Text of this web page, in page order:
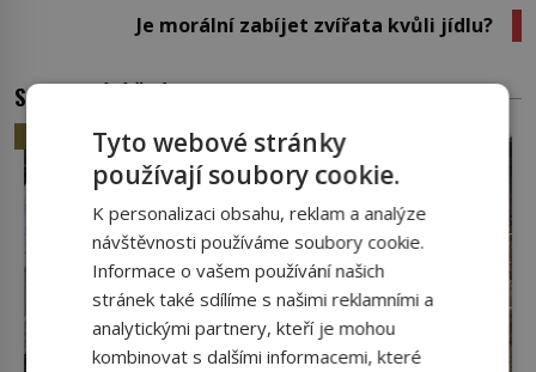
Je morální zabíjet zvířata kvůli jídlu?
SOUVISEJÍCÍ ČLÁNKY
HISTORIETyto webové stránky
používají soubory cookie.
K personalizaci obsahu, reklam a analýze
návštěvnosti používáme soubory cookie.
Informace o vašem používání našich
stránek také sdílíme s našimi reklamními a
analytickými partnery, kteří je mohou
kombinovat s dalšími informacemi, které